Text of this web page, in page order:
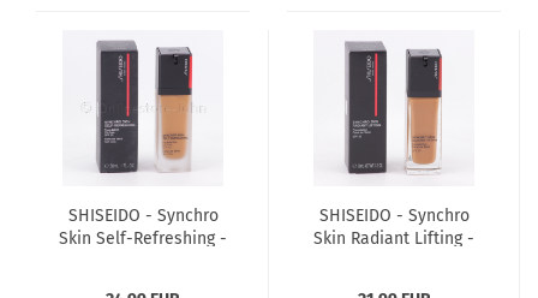
SHISEIDO - Synchro
Skin Self-Refreshing -
SHISEIDO - Synchro
Skin Radiant Lifting -